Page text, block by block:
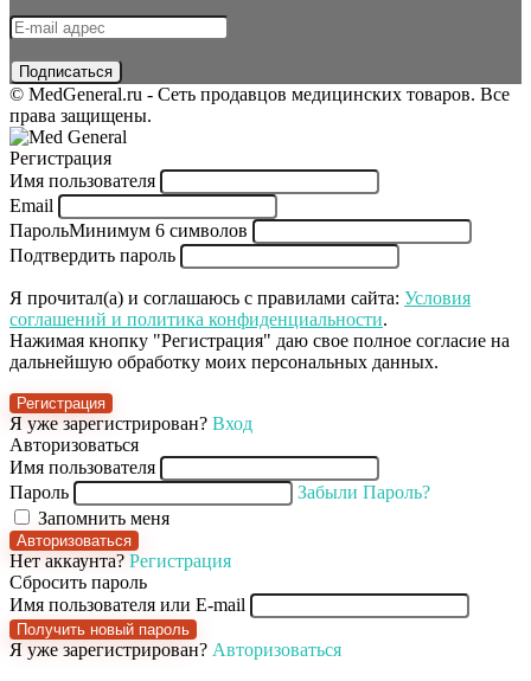
© MedGeneral.ru - Сеть продавцов медицинских товаров. Все
права защищены.
Регистрация
Имя пользователя
Email
ПарольМинимум 6 символов
Подтвердить пароль
Я прочитал(а) и соглашаюсь с правилами сайта: Условия
соглашений и политика конфиденциальности.
Нажимая кнопку "Регистрация" даю свое полное согласие на
дальнейшую обработку моих персональных данных.
Регистрация
Я уже зарегистрирован? Вход
Авторизоваться
Имя пользователя
Пароль
Забыли Пароль?
Запомнить меня
Авторизоваться
Нет аккаунта? Регистрация
Сбросить пароль
Имя пользователя или E-mail
Получить новый пароль
Я уже зарегистрирован? Авторизоваться